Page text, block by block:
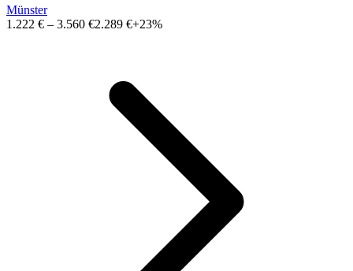
Münster
1.222 € – 3.560 €2.289 €+23%